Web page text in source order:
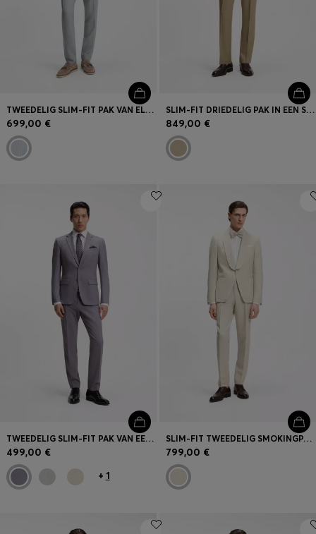
TWEEDELIG SLIM-FIT PAK VAN ELASTISCHE SEERSUCKER
699,00 €
SLIM-FIT DRIEDELIG PAK IN EEN SERGE VAN SCHEERWOL
849,00 €
TWEEDELIG SLIM-FIT PAK VAN EEN MATERIAAL MET MICRODESSIN
499,00 €
+ 1
SLIM-FIT TWEEDELIG SMOKINGPAK VAN SCHEERWOL EN LINNEN
799,00 €